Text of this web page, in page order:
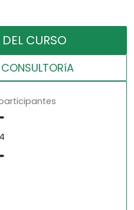
CURSO